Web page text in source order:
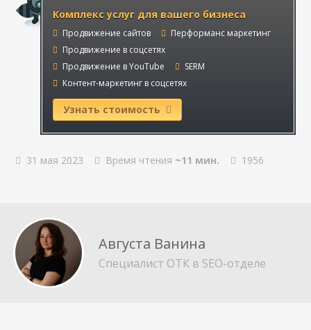
Комплекс услуг для вашего бизнеса
Продвижение сайтов
Перформанс маркетинг
Продвижение в соцсетях
Продвижение в YouTube
SERM
Контент-маркетинг в соцсетях
Узнать стоимость
31 мая 2023 Время чтения ~11 мин. 1956
Августа Ванина
Специалист ОТК в SEO-отделе